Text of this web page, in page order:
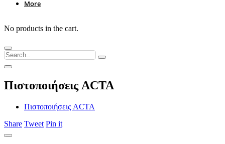
More
No products in the cart.
Πιστοποιήσεις ACTA
Πιστοποιήσεις ACTA
Share Tweet Pin it